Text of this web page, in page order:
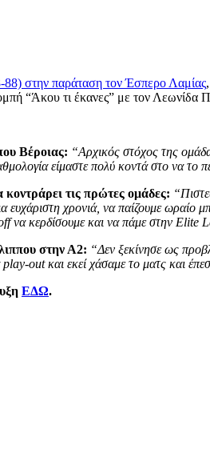
88) στην παράταση τον Έσπερο Λαμίας
“Άκου τι έκανες” με τον Λεωνίδα
Βέροιας: “Αρχικός στόχος της
είμαστε πολύ κοντά στο να το
τις πρώτες ομάδες:
ευχάριστη χρονιά, να παίζουμε ωραίο
να κερδίσουμε και να πάμε στην Elite
στην Α2: “Δεν ξεκίνησε ως
out και εκεί χάσαμε το ματς και
ΕΔΩ.